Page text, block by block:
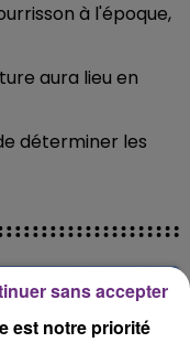
à l'époque,
aura lieu en
déterminer les
est notre priorité
sans accepter